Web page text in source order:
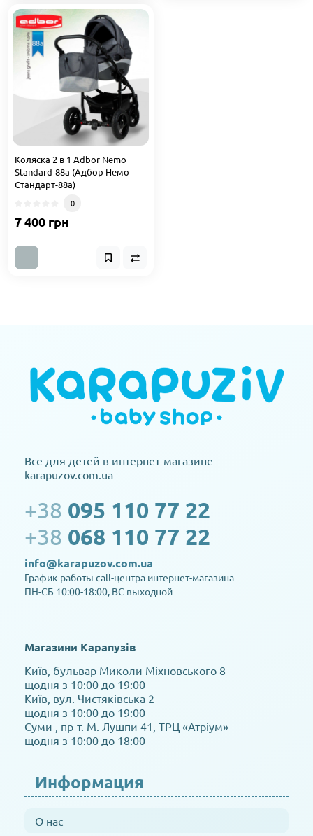
Коляска 2 в 1 Adbor Nemo
Standard-88a (Адбор Немо
Стандарт-88a)
0
7 400 грн
Все для детей в интернет-магазине
karapuzov.com.ua
+38 095 110 77 22
+38 068 110 77 22
info@karapuzov.com.ua
График работы call-центра интернет-магазина
ПН-СБ 10:00-18:00, ВС выходной
Магазини Карапузів
Київ, бульвар Миколи Міхновського 8
щодня з 10:00 до 19:00
Київ, вул. Чистяківська 2
щодня з 10:00 до 19:00
Суми , пр-т. М. Лушпи 41, ТРЦ «Атріум»
щодня з 10:00 до 18:00
Информация
О нас